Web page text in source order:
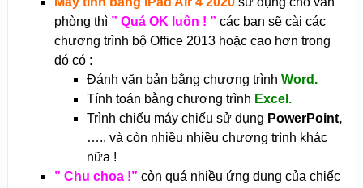
phòng thì ” Quá OK luôn ! ” các bạn sẽ cài các
chương trình bộ Office 2013 hoặc cao hơn trong
đó có :
Đánh văn bản bằng chương trình Word.
Tính toán bằng chương trình Excel.
Trình chiếu máy chiếu sử dụng PowerPoint,
….. và còn nhiều nhiều chương trình khác
nữa !
” Chu choa !” còn quá nhiều ứng dụng của chiếc